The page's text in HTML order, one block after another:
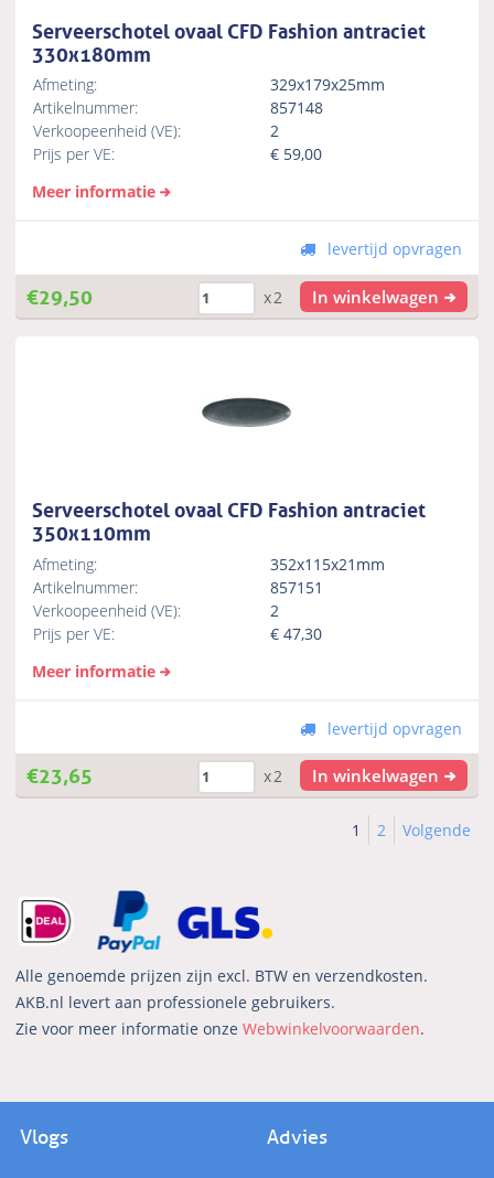
Serveerschotel ovaal CFD Fashion antraciet
330x180mm
Afmeting:
329x179x25mm
Artikelnummer:
857148
Verkoopeenheid (VE):
2
Prijs per VE:
€ 59,00
Meer informatie
levertijd opvragen
€29,50 x2 In winkelwagen
Serveerschotel ovaal CFD Fashion antraciet
350x110mm
Afmeting:
352x115x21mm
Artikelnummer:
857151
Verkoopeenheid (VE):
2
Prijs per VE:
€47,30
Meer informatie
levertijd opvragen
€23,65 x2 In winkelwagen
1 2 Volgende
Alle genoemde prijzen zijn excl. BTW en verzendkosten.
AKB.nl levert aan professionele gebruikers.
Zie voor meer informatie onzeWebwinkelvoorwaarden.
Vlogs Advies